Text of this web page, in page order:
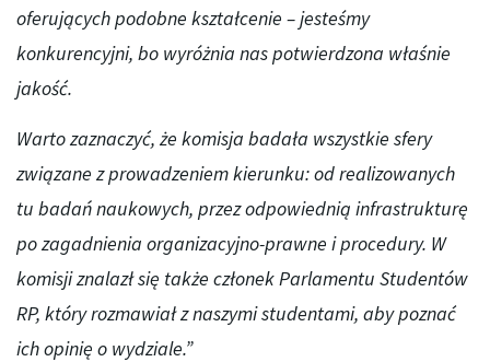
oferujących podobne kształcenie – jesteśmy
konkurencyjni, bo wyróżnia nas potwierdzona właśnie
jakość.
Warto zaznaczyć, że komisja badała wszystkie sfery
związane z prowadzeniem kierunku: od realizowanych
tu badań naukowych, przez odpowiednią infrastrukturę
po zagadnienia organizacyjno-prawne i procedury. W
komisji znalazł się także członek Parlamentu Studentów
RP, który rozmawiał z naszymi studentami, aby poznać
ich opinię o wydziale.”